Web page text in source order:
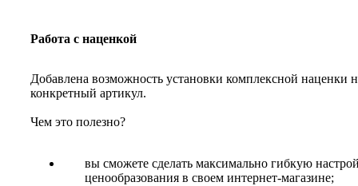
Работа с наценкой
Добавлена возможность установки комплексной наценки
конкретный артикул.
Чем это полезно?
вы сможете сделать максимально гибкую
ценообразования в своем интернет-магазине;